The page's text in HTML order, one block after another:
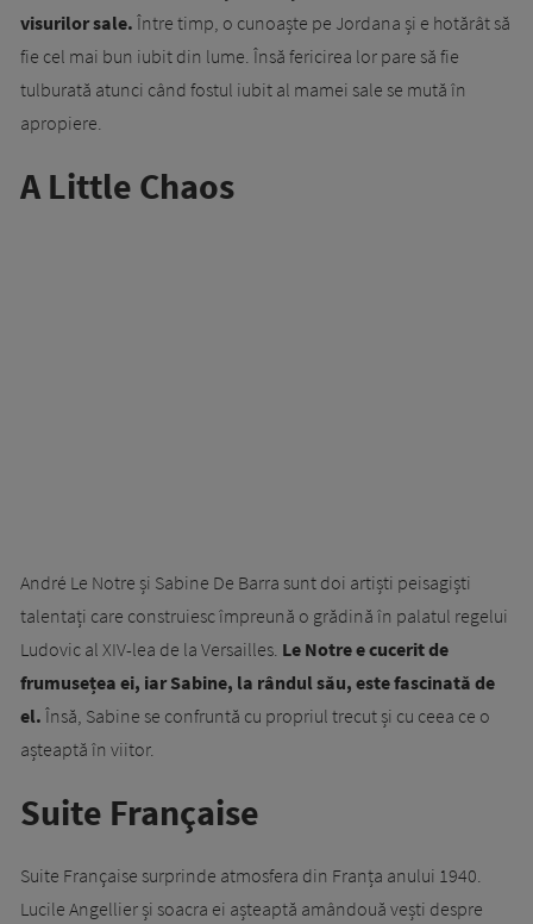
visurilor sale. Între timp, o cunoaște pe Jordana și e hotărât să
fie cel mai bun iubit din lume. Însă fericirea lor pare să fie
tulburată atunci când fostul iubit al mamei sale se mută în
apropiere.
A Little Chaos
André Le Notre și Sabine De Barra sunt doi artiști peisagiști
talentați care construiesc împreună o grădină în palatul regelui
Ludovic al XIV-lea de la Versailles. Le Notre e cucerit de
frumusețea ei, iar Sabine, la rândul său, este fascinată de
el. Însă, Sabine se confruntă cu propriul trecut și cu ceea ce o
așteaptă în viitor.
Suite Française
Suite Française surprinde atmosfera din Franța anului 1940.
Lucile Angellier și soacra ei așteaptă amândouă vești despre